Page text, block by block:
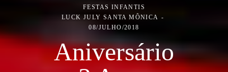
FESTAS INFANTIS
LUCK JULY SANTA MÔNICA
08/JULHO/2018
Aniversário